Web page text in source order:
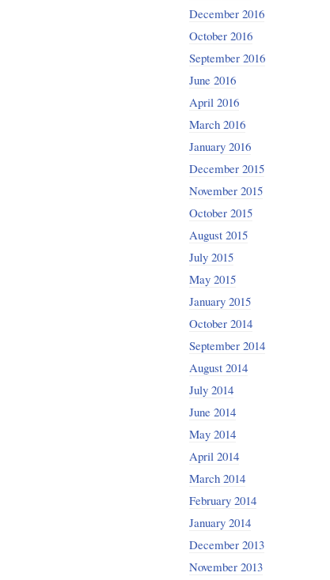
December 2016
October 2016
September 2016
June 2016
April 2016
March 2016
January 2016
December 2015
November 2015
October 2015
August 2015
July 2015
May 2015
January 2015
October 2014
September 2014
August 2014
July 2014
June 2014
May 2014
April 2014
March 2014
February 2014
January 2014
December 2013
November 2013